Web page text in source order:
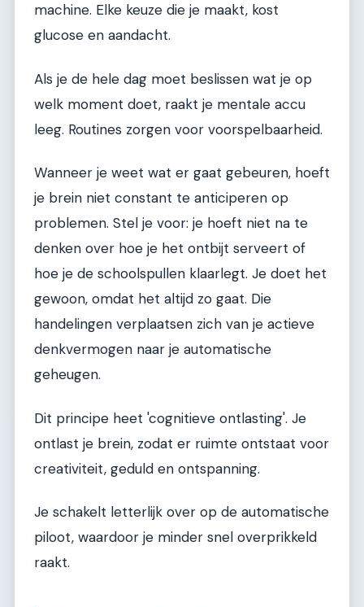
machine. Elke keuze die je maakt, kost
glucose en aandacht.
Als je de hele dag moet beslissen wat je op
welk moment doet, raakt je mentale accu
leeg. Routines zorgen voor voorspelbaarheid.
Wanneer je weet wat er gaat gebeuren, hoeft
je brein niet constant te anticiperen op
problemen. Stel je voor: je hoeft niet na te
denken over hoe je het ontbijt serveert of
hoe je de schoolspullen klaarlegt. Je doet het
gewoon, omdat het altijd zo gaat. Die
handelingen verplaatsen zich van je actieve
denkvermogen naar je automatische
geheugen.
Dit principe heet 'cognitieve ontlasting'. Je
ontlast je brein, zodat er ruimte ontstaat voor
creativiteit, geduld en ontspanning.
Je schakelt letterlijk over op de automatische
piloot, waardoor je minder snel overprikkeld
raakt.